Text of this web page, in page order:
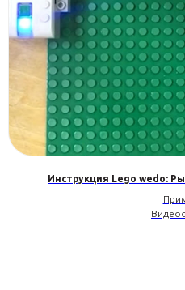
Инструкция Lego wedo: